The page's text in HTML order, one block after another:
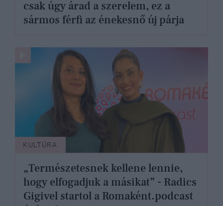
csak úgy árad a szerelem, ez a
sármos férfi az énekesnő új párja
KULTÚRA
„Természetesnek kellene lennie,
hogy elfogadjuk a másikat” - Radics
Gigivel startol a Romaként.podcast